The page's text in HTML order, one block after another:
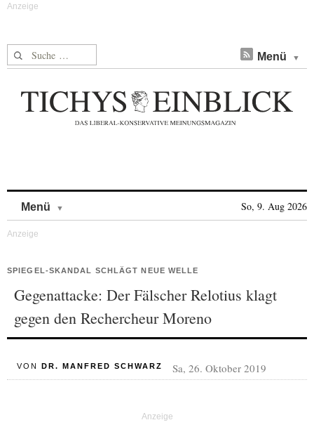
Suche nach: Menü
Menü So, 9. Aug 2026
SPIEGEL-SKANDAL SCHLÄGT NEUE WELLE
Gegenattacke: Der Fälscher Relotius klagt
gegen den Rechercheur Moreno
VON DR. MANFRED SCHWARZ Sa, 26. Oktober 2019